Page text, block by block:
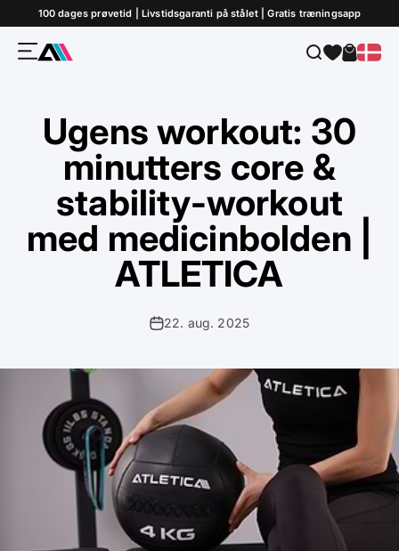
Gå til indhold
100 dages prøvetid | Livstidsgaranti på stålet | Gratis træningsapp
MenuATLETICA Søg
Ugens workout: 30
minutters core &
stability-workout
med medicinbolden |
ATLETICA
22. aug. 2025